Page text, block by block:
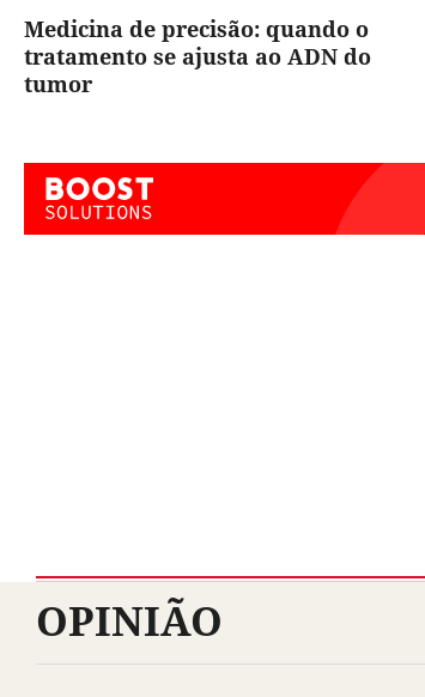
Medicina de precisão: quando o
tratamento se ajusta ao ADN do
tumor
OPINIÃO